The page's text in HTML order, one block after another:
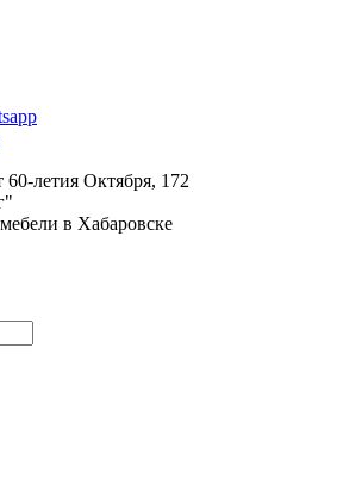
летия Октября, 172
в Хабаровске